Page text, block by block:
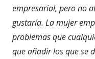
empresarial, pero no
gustaría. La mujer
problemas que
que añadir los que se